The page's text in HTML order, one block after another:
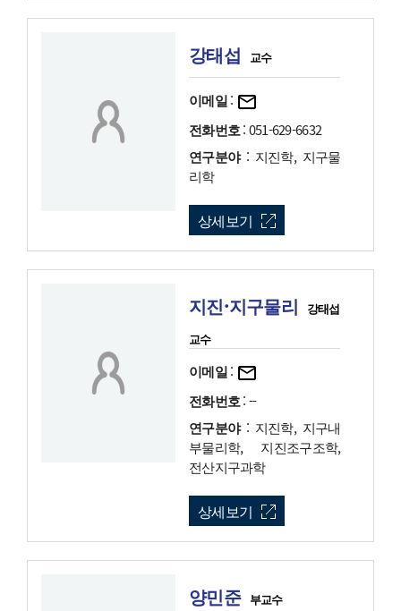
강태섭 교수
이메일:
전화번호: 051-629-6632
연구분야: 지진학, 지구물
리학
상세보기
지진·지구물리
강태섭
교수
이메일:
전화번호: --
연구분야: 지진학, 지구내
부물리학, 지진조구조학,
전산지구과학
상세보기
양민준 부교수